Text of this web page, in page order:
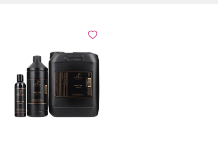
Dodaj do ulubionych